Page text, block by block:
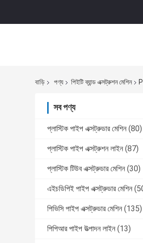
বাড়ি পণ্য পিইটি ব্যান্ড এক্সট্রুশন মেশিন
সব পণ্য
প্লাস্টিক পাইপ এক্সট্রুডার মেশিন (80)
প্লাস্টিক পাইপ এক্সট্রুশন লাইন (87)
প্লাস্টিক টিউব এক্সট্রুডার মেশিন (30)
এইচডিপিই পাইপ এক্সট্রুডার মেশিন
পিভিসি পাইপ এক্সট্রুডার মেশিন (135)
পিপিআর পাইপ উত্পাদন লাইন (13)